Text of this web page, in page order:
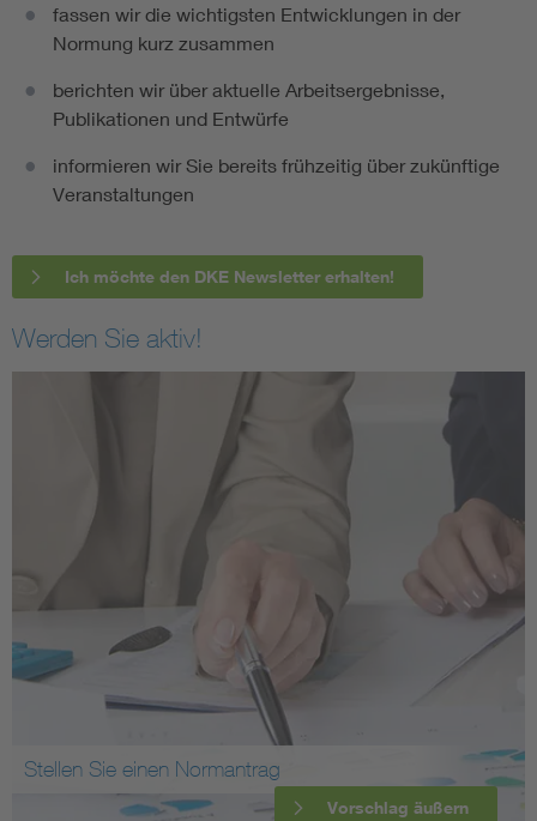
fassen wir die wichtigsten Entwicklungen in der
Normung kurz zusammen
berichten wir über aktuelle Arbeitsergebnisse,
Publikationen und Entwürfe
informieren wir Sie bereits frühzeitig über zukünftige
Veranstaltungen
Ich möchte den DKE Newsletter erhalten!
Werden Sie aktiv!
Stellen Sie einen Normantrag
Vorschlag äußern